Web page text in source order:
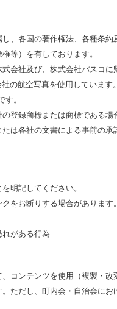
、各国の著作権法、各種条約
等）を有しております。
会社及び、株式会社パスコに
の航空写真を使用しています。
。
登録商標または商標である場
は各社の文書による事前の承
明記してください。
をお断りする場合があります。
がある行為
コンテンツを使用（複製・
ただし、町内会・自治会に